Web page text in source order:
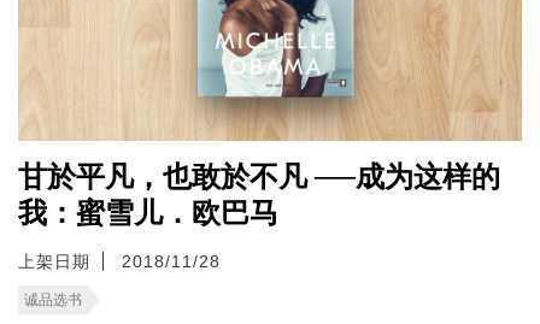
甘於平凡，也敢於不凡 ──成为这样的
我：蜜雪儿．欧巴马
上架日期 2018/11/28
诚品选书